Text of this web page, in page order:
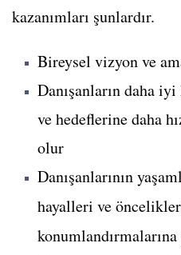
kazanımları şunlardır.
Bireysel vizyon ve
Danışanların daha
ve hedeflerine daha
olur
Danışanlarının
hayalleri ve